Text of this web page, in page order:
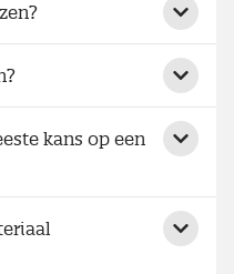
kans op een